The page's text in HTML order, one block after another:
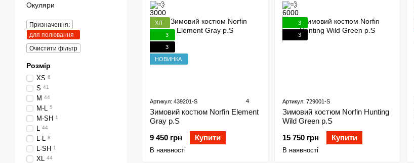
ХІТ
3
3
НОВИНКА
Артикул: 439201-S 4
Зимовий костюм Norfin Element
Gray р.S
9 450 грн
Купити
В наявності
3
3
Артикул: 729001-S
Зимовий костюм Norfin Hunting
Wild Green р.S
15 750 грн
Купити
В наявності
Окуляри
Призначення:
для полювання
Очистити фільтр
Розмір
XS 6
S 41
M 44
M-L 5
M-SH 1
L 44
L-L 8
L-SH 1
XL 44